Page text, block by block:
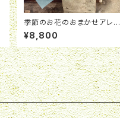
季節のお花のおまかせアレン
ジメント
¥8,800